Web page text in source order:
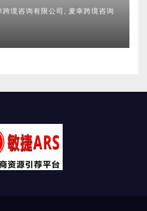
权分析机构全维